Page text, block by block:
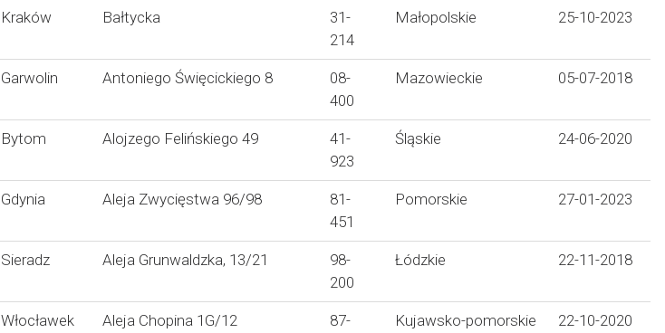
Kraków Bałtycka
31-
214
Małopolskie 25-10-2023
Garwolin Antoniego Święcickiego 8
08-
400
Mazowieckie 05-07-2018
Bytom Alojzego Felińskiego 49
41-
923
Śląskie 24-06-2020
Gdynia Aleja Zwycięstwa 96/98
81-
451
Pomorskie 27-01-2023
Sieradz Aleja Grunwaldzka, 13/21
98-
200
Łódzkie 22-11-2018
Włocławek Aleja Chopina 1G/12
87-
Kujawsko-pomorskie 22-10-2020